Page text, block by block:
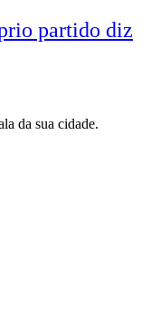
partido diz
da sua cidade.